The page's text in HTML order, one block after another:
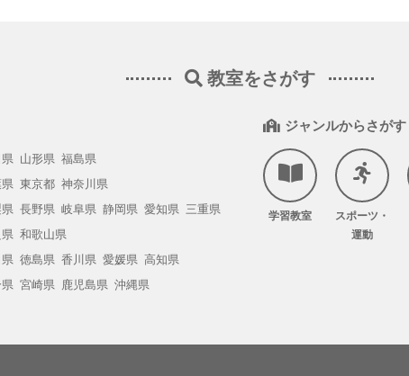
教室をさがす
山形県 福島県
東京都 神奈川県
長野県 岐阜県 静岡県 愛知県 三重県
和歌山県
徳島県 香川県 愛媛県 高知県
宮崎県 鹿児島県 沖縄県
ジャンルからさがす
学習教室
スポーツ・
運動